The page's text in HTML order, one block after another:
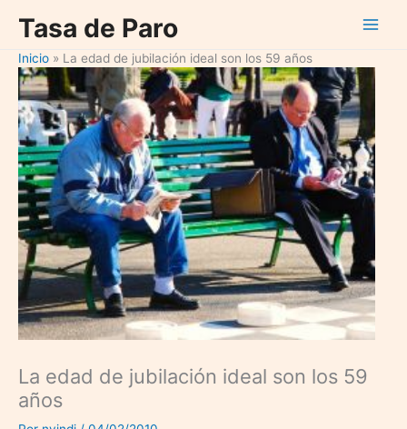
contenido
Tasa de Paro
Inicio La edad de jubilación ideal son los 59 años
La edad de jubilación ideal son los 59
años